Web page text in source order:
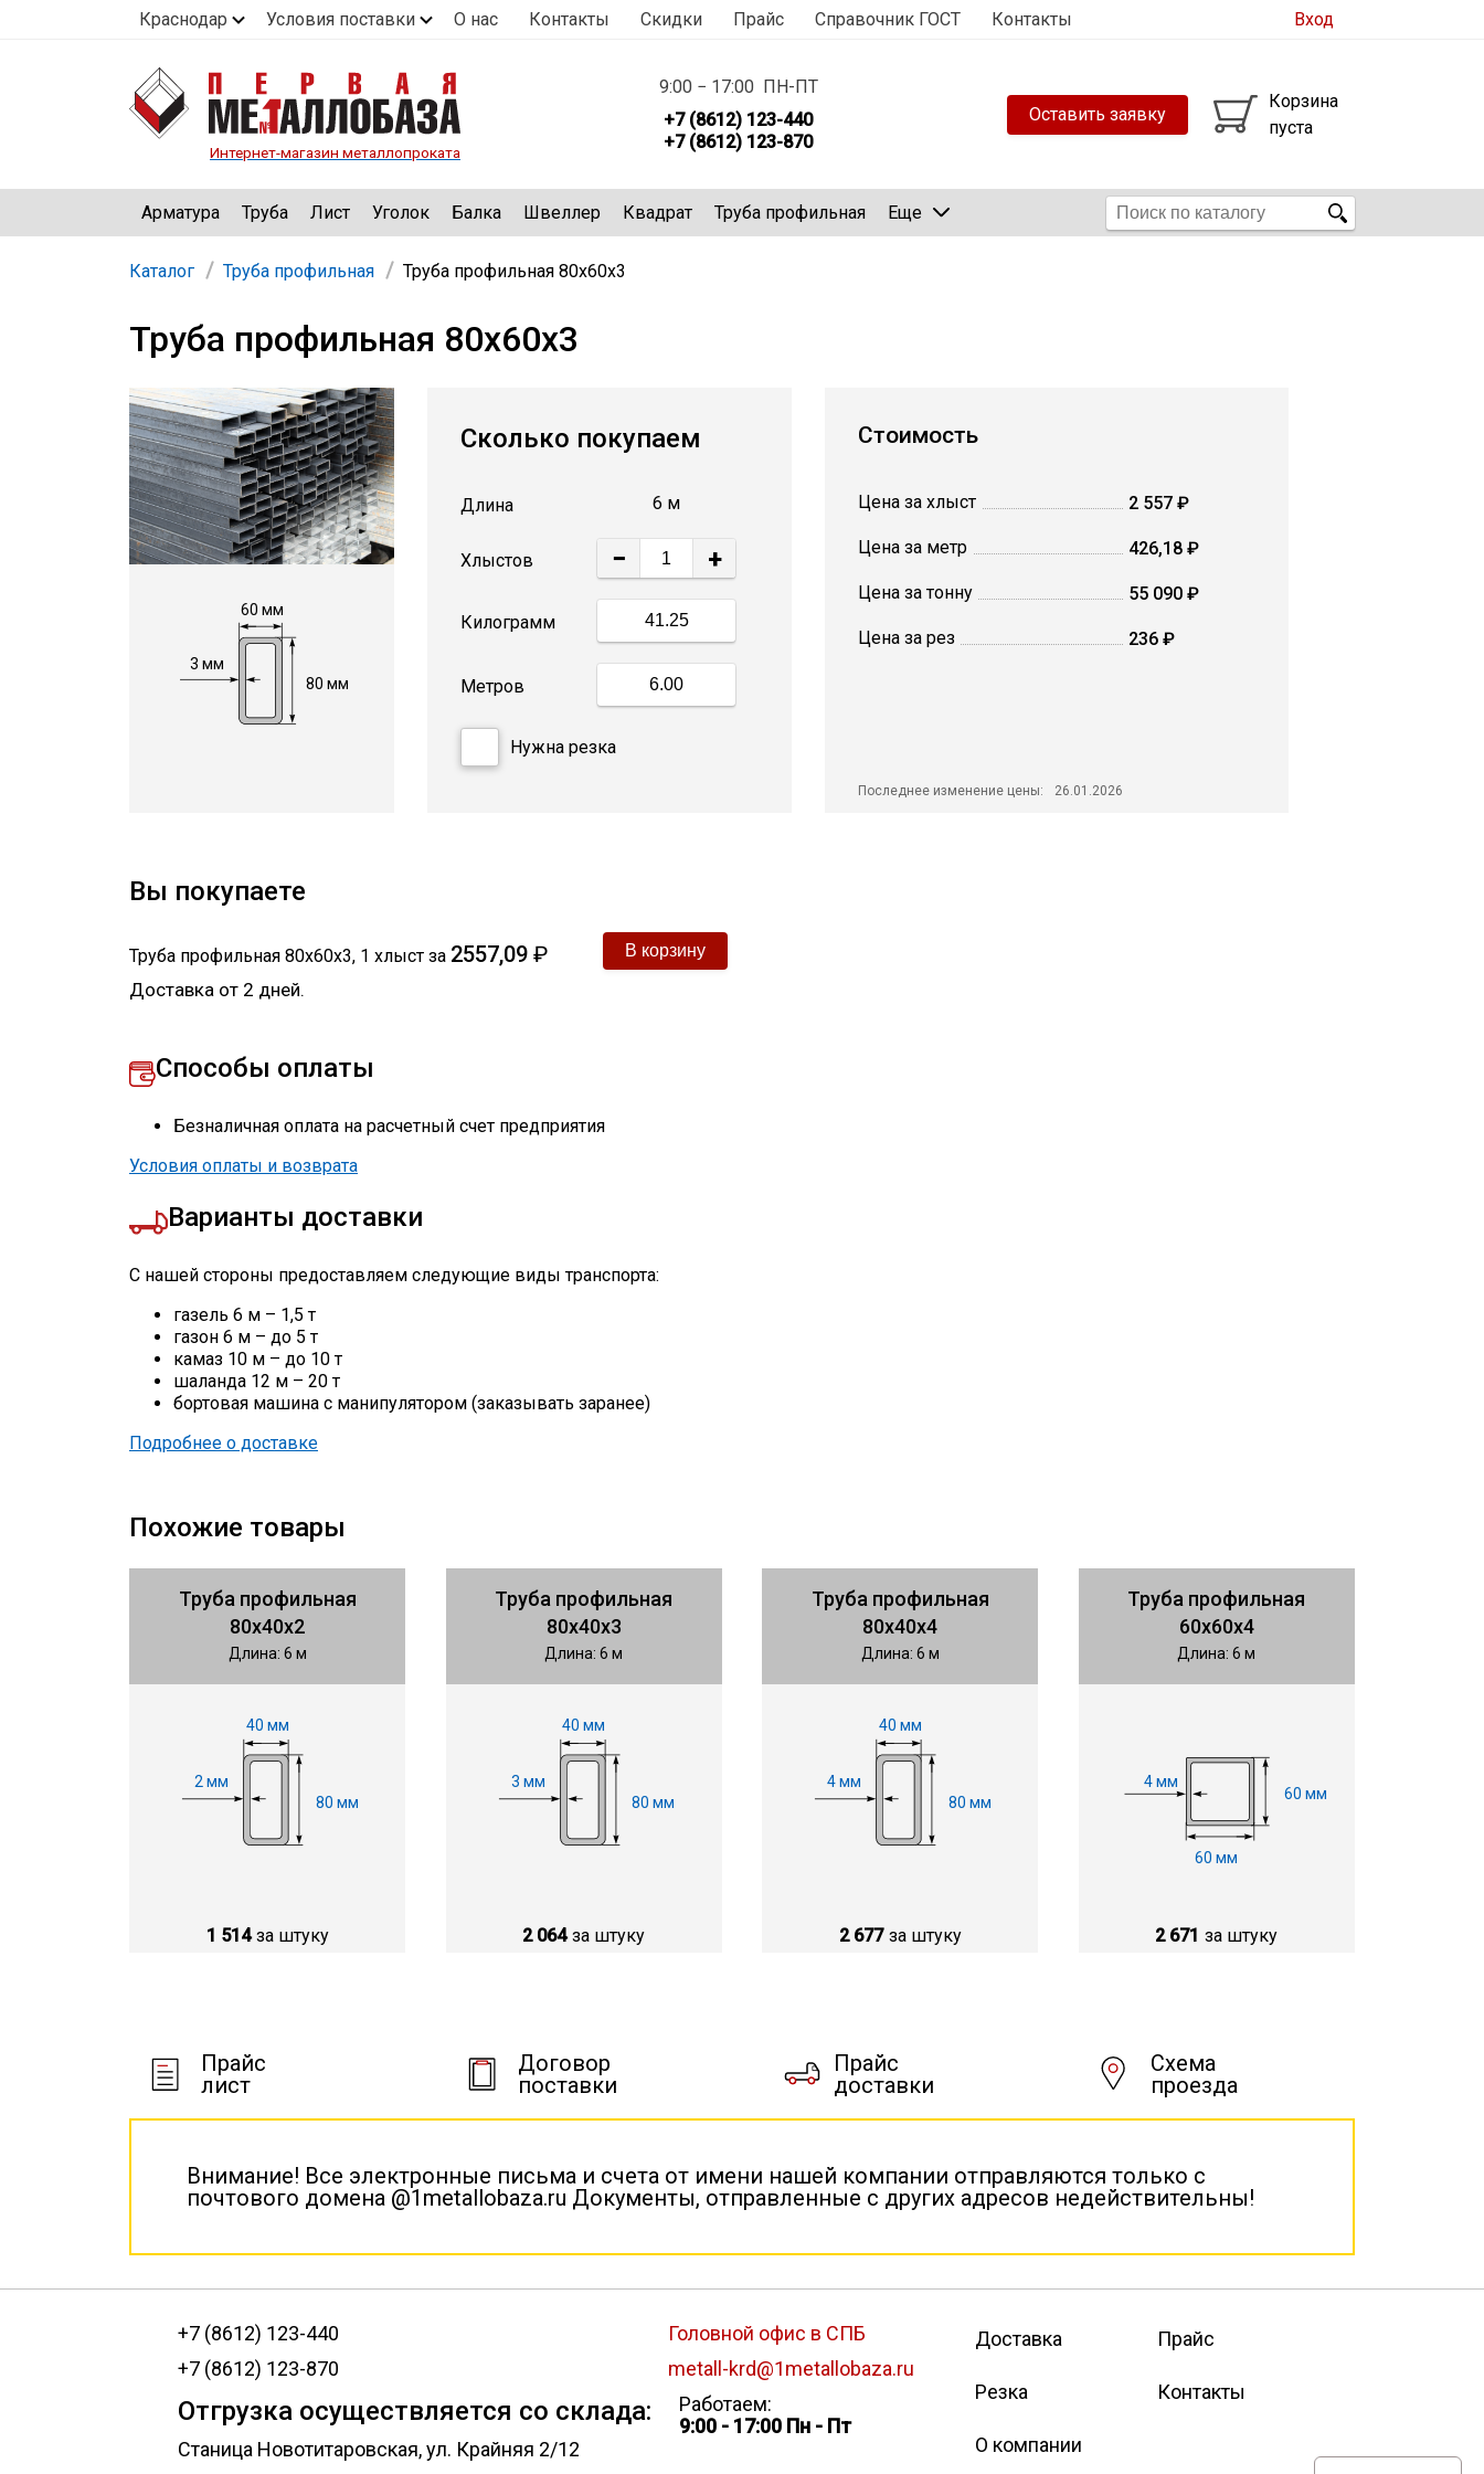
Краснодар Условия поставки О нас Контакты Скидки Прайс Справочник ГОСТ Контакты Вход
Интернет-магазин металлопроката
9:00 − 17:00 ПН-ПТ
+7 (8612) 123-440
+7 (8612) 123-870
Корзина
пуста
Оставить заявку
Арматура Труба Лист Уголок Балка Швеллер Квадрат Труба профильная Еще
Каталог Труба профильная Труба профильная 80х60х3
Труба профильная 80х60х3
3 мм
80 мм
60 мм
Сколько покупаем
Длина 6 м
Хлыстов − +
Килограмм
Метров
Нужна резка
Стоимость
Цена за хлыст 2 557 ₽
Цена за метр 426,18 ₽
Цена за тонну 55 090 ₽
Цена за рез 236 ₽
Последнее изменение цены: 26.01.2026
Вы покупаете
Труба профильная 80х60х3, 1 хлыст за 2557,09 ₽
Доставка от 2 дней.
Способы оплаты
Безналичная оплата на расчетный счет предприятия
Условия оплаты и возврата
Варианты доставки
С нашей стороны предоставляем следующие виды транспорта:
газель 6 м – 1,5 т
газон 6 м – до 5 т
камаз 10 м – до 10 т
шаланда 12 м – 20 т
бортовая машина с манипулятором (заказывать заранее)
Подробнее о доставке
Похожие товары
Труба профильная
80х40х2
Длина: 6 м
2 мм
80 мм
40 мм
1 514 за штуку
Труба профильная
80х40х3
Длина: 6 м
3 мм
80 мм
40 мм
2 064 за штуку
Труба профильная
80х40х4
Длина: 6 м
4 мм
80 мм
40 мм
2 677 за штуку
Труба профильная
60х60х4
Длина: 6 м
4 мм
60 мм
60 мм
2 671 за штуку
Прайс
лист
Договор
поставки
Прайс
доставки
Схема
проезда
Внимание! Все электронные письма и счета от имени нашей компании отправляются только с
почтового домена @1metallobaza.ru Документы, отправленные с других адресов недействительны!
+7 (8612) 123-440
+7 (8612) 123-870
Отгрузка осуществляется со склада:
Станица Новотитаровская, ул. Крайняя 2/12
Головной офис в СПБ
metall-krd@1metallobaza.ru
Работаем:
9:00 - 17:00 Пн - Пт
Доставка Прайс
Резка Контакты
О компании